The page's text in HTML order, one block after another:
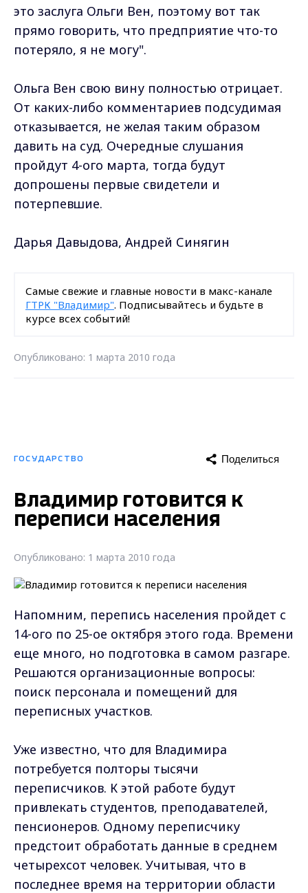
это заслуга Ольги Вен, поэтому вот так
прямо говорить, что предприятие что-то
потеряло, я не могу".
Ольга Вен свою вину полностью отрицает.
От каких-либо комментариев подсудимая
отказывается, не желая таким образом
давить на суд. Очередные слушания
пройдут 4-ого марта, тогда будут
допрошены первые свидетели и
потерпевшие.
Дарья Давыдова, Андрей Синягин
Самые свежие и главные новости в макс-канале
ГТРК "Владимир". Подписывайтесь и будьте в
курсе всех событий!
Опубликовано: 1 марта 2010 года
ГОСУДАРСТВО Поделиться
Владимир готовится к
переписи населения
Опубликовано: 1 марта 2010 года
Напомним, перепись населения пройдет с
14-ого по 25-ое октября этого года. Времени
еще много, но подготовка в самом разгаре.
Решаются организационные вопросы:
поиск персонала и помещений для
переписных участков.
Уже известно, что для Владимира
потребуется полторы тысячи
переписчиков. К этой работе будут
привлекать студентов, преподавателей,
пенсионеров. Одному переписчику
предстоит обработать данные в среднем
четырехсот человек. Учитывая, что в
последнее время на территории области